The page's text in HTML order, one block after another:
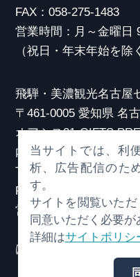
FAX：058-275-1483
営業時間：月～金曜日
（祝日・年末年始を除
飛騨・美濃観光名古屋
〒461-0005 愛知県 名
オアシス21 GIFTS
内
TEL：052-253-6185
FAX：052-253-6186
営業時間：10:00～
（原則、元日を除き
は18:30まで
当サイトでは、利
析、広告配信のた
す。
サイトを閲覧いた
同意いただく必要が
詳細はサイトポリシ